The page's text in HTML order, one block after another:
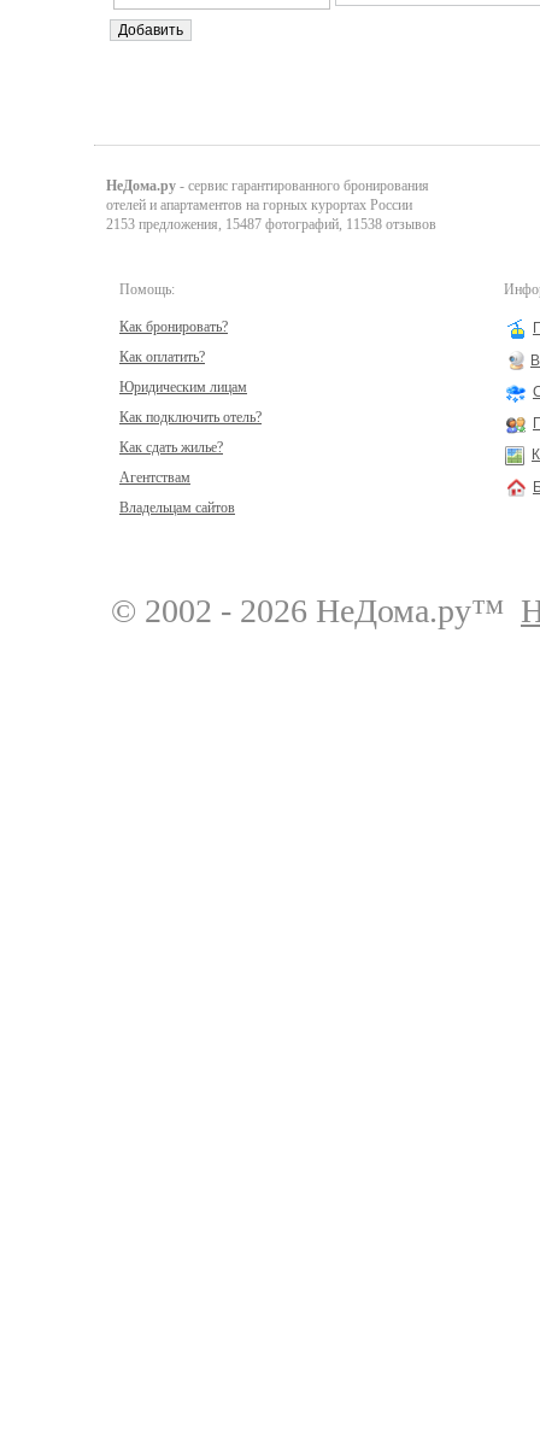
НеДома.ру - сервис гарантированного бронирования
отелей и апартаментов на горных курортах России
2153 предложения, 15487 фотографий, 11538 отзывов
Помощь:
Как бронировать?
Как оплатить?
Юридическим лицам
Как подключить отель?
Как сдать жилье?
Агентствам
Владельцам сайтов
© 2002 - 2026 НеДома.ру™